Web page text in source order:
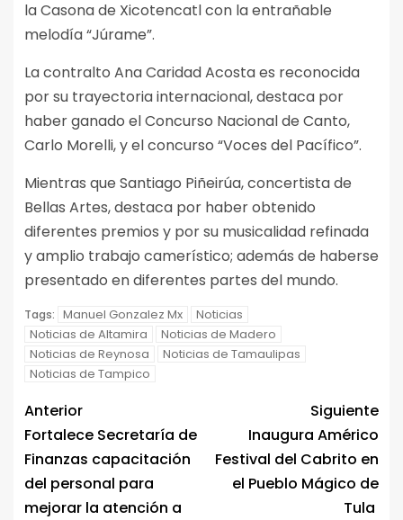
la Casona de Xicotencatl con la entrañable
melodía “Júrame”.
La contralto Ana Caridad Acosta es reconocida
por su trayectoria internacional, destaca por
haber ganado el Concurso Nacional de Canto,
Carlo Morelli, y el concurso “Voces del Pacífico”.
Mientras que Santiago Piñeirúa, concertista de
Bellas Artes, destaca por haber obtenido
diferentes premios y por su musicalidad refinada
y amplio trabajo camerístico; además de haberse
presentado en diferentes partes del mundo.
Tags: Manuel Gonzalez Mx
Noticias
Noticias de Altamira
Noticias de Madero
Noticias de Reynosa
Noticias de Tamaulipas
Noticias de Tampico
Anterior
Fortalece Secretaría de
Finanzas capacitación
del personal para
mejorar la atención a
Siguiente
Inaugura Américo
Festival del Cabrito en
el Pueblo Mágico de
Tula